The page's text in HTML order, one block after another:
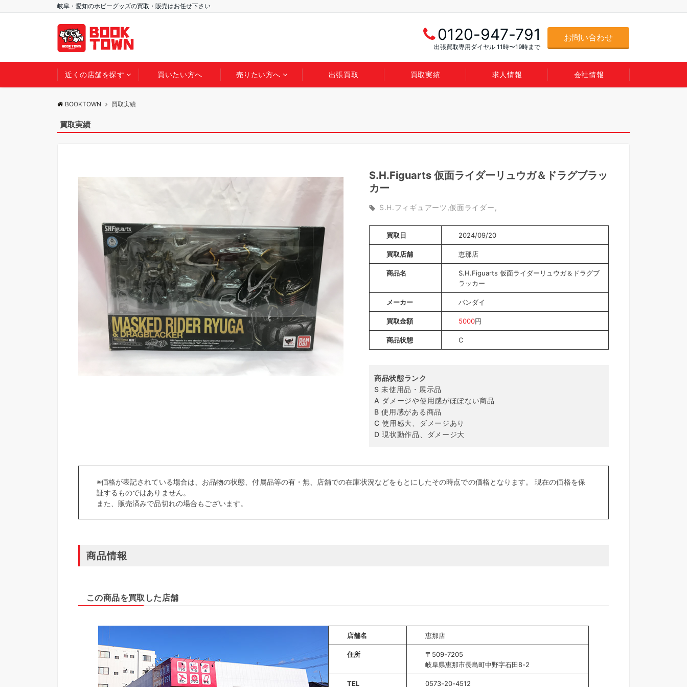
岐阜・愛知のホビーグッズの買取・販売はお任せ下さい
0120-947-791
出張買取専用ダイヤル 11時〜19時まで
お問い合わせ
近くの店舗を探す 買いたい方へ 売りたい方へ 出張買取 買取実績 求人情報 会社情報
BOOKTOWN 買取実績
買取実績
S.H.Figuarts 仮面ライダーリュウガ＆ドラグブラッ
カー
S.H.フィギュアーツ 仮面ライダー
買取日 2024/09/20
買取店舗 恵那店
商品名
S.H.Figuarts 仮面ライダーリュウガ＆ドラグブ
ラッカー
メーカー バンダイ
買取金額 5000円
商品状態 C
商品状態ランク
S 未使用品・展示品
A ダメージや使用感がほぼない商品
B 使用感がある商品
C 使用感大、ダメージあり
D 現状動作品、ダメージ大
※価格が表記されている場合は、お品物の状態、付属品等の有・無、店舗での在庫状況などをもとにしたその時点での価格となります。 現在の価格を保
証するものではありません。
また、販売済みで品切れの場合もございます。
商品情報
この商品を買取した店舗
店舗名 恵那店
住所
〒509-7205
岐阜県恵那市長島町中野字石田8-2
TEL 0573-20-4512